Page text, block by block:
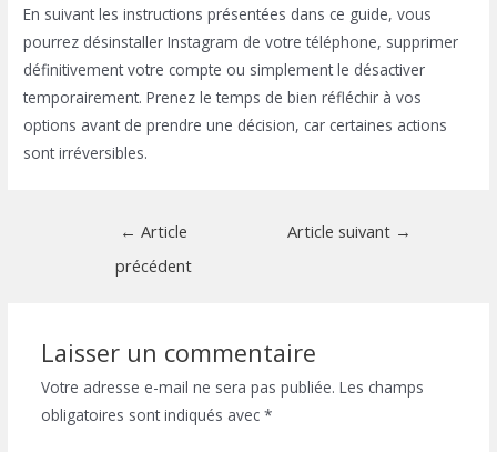
En suivant les instructions présentées dans ce guide, vous
pourrez désinstaller Instagram de votre téléphone, supprimer
définitivement votre compte ou simplement le désactiver
temporairement. Prenez le temps de bien réfléchir à vos
options avant de prendre une décision, car certaines actions
sont irréversibles.
← Article
précédent
Article suivant →
Laisser un commentaire
Votre adresse e-mail ne sera pas publiée. Les champs
obligatoires sont indiqués avec *